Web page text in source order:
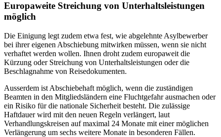
Europaweite Streichung von Unterhaltsleistungen
möglich
Die Einigung legt zudem etwa fest, wie abgelehnte Asylbewerber
bei ihrer eigenen Abschiebung mitwirken müssen, wenn sie nicht
verhaftet werden wollen. Ihnen droht zudem europaweit die
Kürzung oder Streichung von Unterhaltsleistungen oder die
Beschlagnahme von Reisedokumenten.
Ausserdem ist Abschiebehaft möglich, wenn die zuständigen
Beamten in den Mitgliedsländern eine Fluchtgefahr ausmachen oder
ein Risiko für die nationale Sicherheit besteht. Die zulässige
Haftdauer wird mit den neuen Regeln verlängert, laut
Verhandlungskreisen auf maximal 24 Monate mit einer möglichen
Verlängerung um sechs weitere Monate in besonderen Fällen.